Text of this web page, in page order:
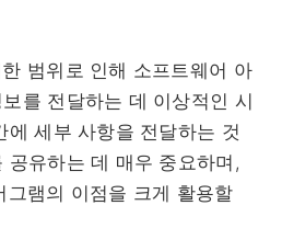
범위로 인해 소프트웨어 아
를 전달하는 데 이상적인 시
에 세부 사항을 전달하는 것
공유하는 데 매우 중요하며,
램의 이점을 크게 활용할